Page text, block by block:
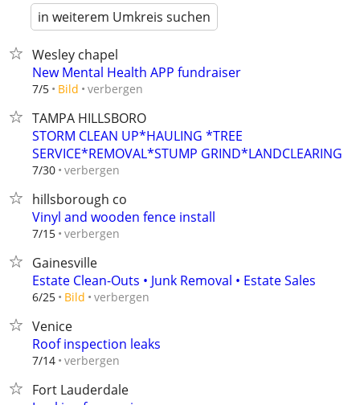
in weiterem Umkreis suchen
Wesley chapel
New Mental Health APP fundraiser
7/5 Bild verbergen
TAMPA HILLSBORO
STORM CLEAN UP*HAULING *TREE
SERVICE*REMOVAL*STUMP GRIND*LANDCLEARING
7/30 verbergen
hillsborough co
Vinyl and wooden fence install
7/15 verbergen
Gainesville
Estate Clean-Outs • Junk Removal • Estate Sales
6/25 Bild verbergen
Venice
Roof inspection leaks
7/14 verbergen
Fort Lauderdale